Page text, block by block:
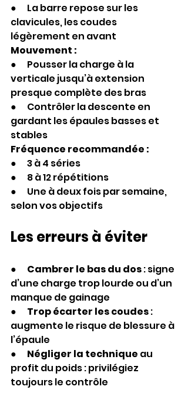
●      La barre repose sur les
clavicules, les coudes
légèrement en avant
Mouvement :
●      Pousser la charge à la
verticale jusqu’à extension
presque complète des bras
●      Contrôler la descente en
gardant les épaules basses et
stables
Fréquence recommandée :
●      3 à 4 séries
●      8 à 12 répétitions
●      Une à deux fois par semaine,
selon vos objectifs
Les erreurs à éviter
● Cambrer le bas du dos : signe
d’une charge trop lourde ou d’un
manque de gainage
● Trop écarter les coudes :
augmente le risque de blessure à
l’épaule
● Négliger la technique au
profit du poids : privilégiez
toujours le contrôle